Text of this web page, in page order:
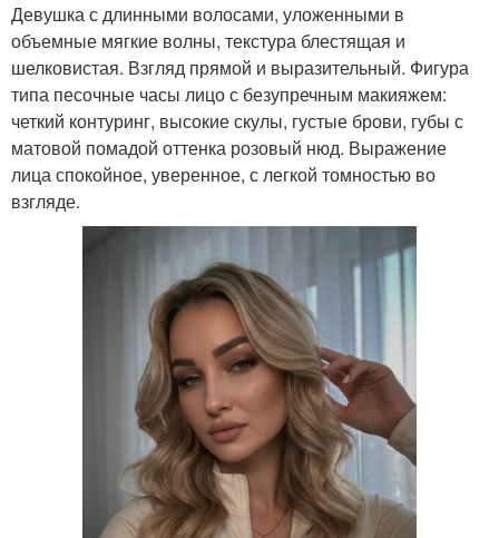
Девушка с длинными волосами, уложенными в
объемные мягкие волны, текстура блестящая и
шелковистая. Взгляд прямой и выразительный. Фигура
типа песочные часы лицо с безупречным макияжем:
четкий контуринг, высокие скулы, густые брови, губы с
матовой помадой оттенка розовый нюд. Выражение
лица спокойное, уверенное, с легкой томностью во
взгляде.